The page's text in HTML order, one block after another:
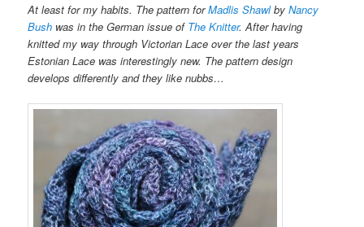
At least for my habits. The pattern forMadlis ShawlbyNancy
Bush was in the German issue of The Knitter. After having
knitted my way through Victorian Lace over the last years
Estonian Lace was interestingly new. The pattern design
develops differently and they like nubbs…